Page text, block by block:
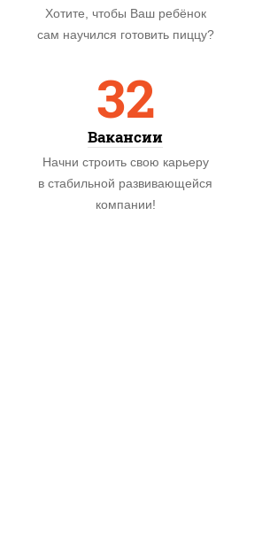
Хотите, чтобы Ваш ребёнок
сам научился готовить пиццу?
32
Вакансии
Начни строить свою карьеру
в стабильной развивающейся
компании!